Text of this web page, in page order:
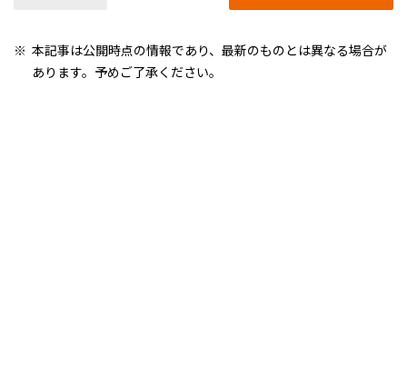
本記事は公開時点の情報であり、最新のものとは異なる場合が
あります。予めご了承ください。